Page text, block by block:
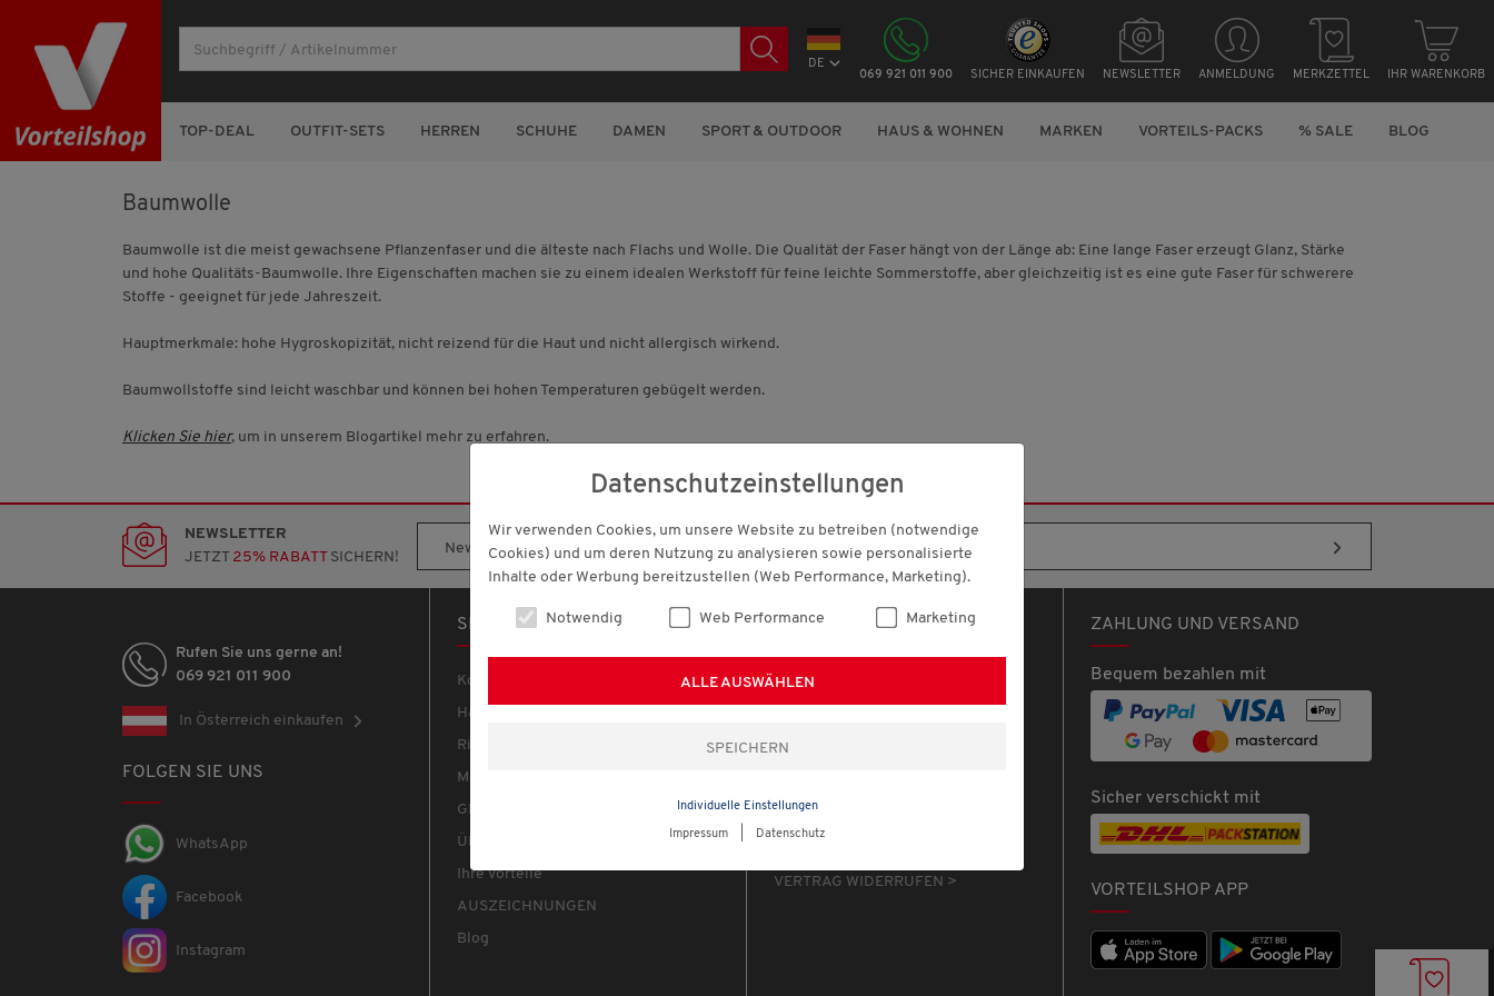
DE
069 921 011 900
SICHER EINKAUFEN NEWSLETTER ANMELDUNG MERKZETTEL IHR WARENKORB
TOP-DEAL OUTFIT-SETS HERREN SCHUHE DAMEN SPORT & OUTDOOR HAUS & WOHNEN MARKEN VORTEILS-PACKS % SALE BLOG
Baumwolle
Baumwolle ist die meist gewachsene Pflanzenfaser und die älteste nach Flachs und Wolle. Die Qualität der Faser hängt von der Länge ab: Eine lange Faser erzeugt Glanz, Stärke
und hohe Qualitäts-Baumwolle. Ihre Eigenschaften machen sie zu einem idealen Werkstoff für feine leichte Sommerstoffe, aber gleichzeitig ist es eine gute Faser für schwerere
Stoffe - geeignet für jede Jahreszeit.
Hauptmerkmale: hohe Hygroskopizität, nicht reizend für die Haut und nicht allergisch wirkend.
Baumwollstoffe sind leicht waschbar und können bei hohen Temperaturen gebügelt werden.
Klicken Sie hier, um in unserem Blogartikel mehr zu erfahren.
NEWSLETTER
JETZT 25% RABATTSICHERN!
Newsletter anfordern
Rufen Sie uns gerne an!
069 921 011 900
In Österreich einkaufen
FOLGEN SIE UNS
WhatsApp
Facebook
Instagram
SERVICE
Kontakt
Häufige Fragen
Richtig Maßnehmen
Merkzettel
Glossarindex
Über uns
Ihre Vorteile
AUSZEICHNUNGEN
Blog
RECHTLICHES
Widerrufrecht
Datenschutz
WIDERRUF ONLINE
VERTRAG WIDERRUFEN >
ZAHLUNG UND VERSAND
Bequem bezahlen mit
Sicher verschickt mit
VORTEILSHOP APP
Datenschutzeinstellungen
Wir verwenden Cookies, um unsere Website zu betreiben (notwendige
Cookies) und um deren Nutzung zu analysieren sowie personalisierte
Inhalte oder Werbung bereitzustellen (Web Performance, Marketing).
Notwendig Web Performance Marketing
ALLE AUSWÄHLEN
Individuelle Einstellungen
Impressum Datenschutz